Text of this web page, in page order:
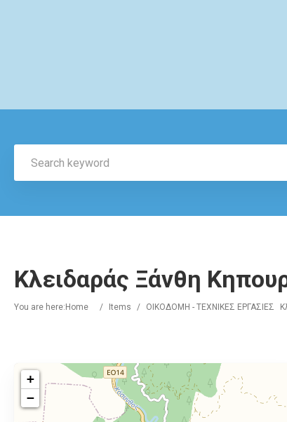
Κλειδαράς Ξάνθη
You are here: Home / Items / ΟΙΚΟΔΟΜΗ - ΤΕΧΝΙΚΕΣ ΕΡΓΑΣΙΕΣ
+
−